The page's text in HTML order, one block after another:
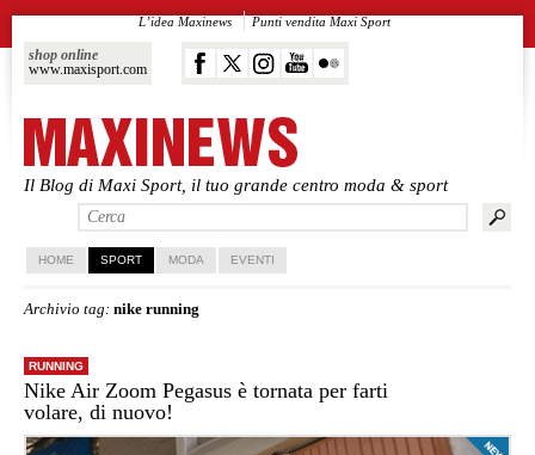
Il Blog di Maxi Sport, il tuo grande centro moda & sport
shop online
www.maxisport.com
L’idea Maxinews Punti vendita Maxi Sport
Vai al contenuto principale
Vai al contenuto secondario
HOME SPORT MODA EVENTI
Archivio tag:nike running
RUNNING
Nike Air Zoom Pegasus è tornata per farti
volare, di nuovo!